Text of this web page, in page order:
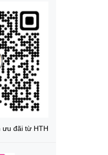
ưu đãi từ HTH